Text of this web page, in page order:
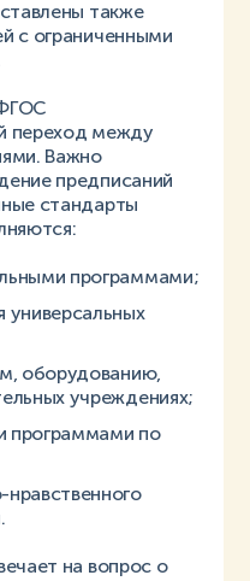
также
с ограниченными
переход между
Важно
предписаний
стандарты
программами;
универсальных
оборудованию,
учреждениях;
программами по
на вопрос о